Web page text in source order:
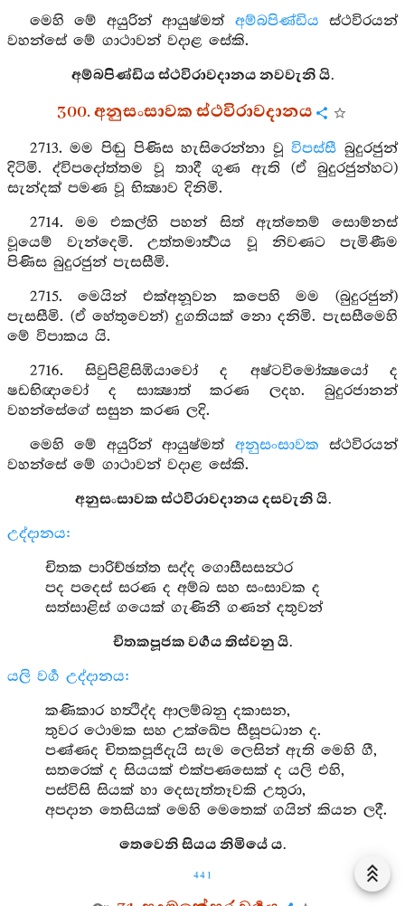
මෙහි මේ අයුරින් ආයුෂ්මත් අම්බපිණ්ඩිය ස්ථවිරයන්
වහන්සේ මේ ගාථාවන් වදාළ සේකි.
අම්බපිණ්ඩිය ස්ථවිරාවදානය නවවැනි යි.
300. අනුසංසාවක ස්ථවිරාවදානය
2713. මම පිඬු පිණිස හැසිරෙන්නා වූවිපස්සී බුදුරජුන්
දිටිමි. ද්විපදෝත්තම වූ තාදී ගුණ ඇති (ඒ බුදුරජුන්හට)
සැන්දක් පමණ වූ භික්‍ෂාව දිනිමි.
2714. මම එකල්හි පහන් සිත් ඇත්තෙම් සොම්නස්
වූයෙම් වැන්දෙමි. උත්තමාර්‍ත්‍ථය වූ නිවණට පැමිණීම
පිණිස බුදුරජුන් පැසසීමි.
2715. මෙයින් එක්අනූවන කපෙහි මම (බුදුරජුන්)
පැසසීමි. (ඒ හේතුවෙන්) දුගතියක් නො දනිමි. පැසසීමෙහි
මේ විපාකය යි.
2716. සිවුපිළිසිඹියාවෝ ද අෂ්ටවිමෝක්‍ෂයෝ ද
ෂඩභිඥාවෝ ද සාක්‍ෂාත් කරණ ලදහ. බුදුරජානන්
වහන්සේගේ සසුන කරණ ලදි.
මෙහි මේ අයුරින් ආයුෂ්මත් අනුසංසාවක ස්ථවිරයන්
වහන්සේ මේ ගාථාවන් වදාළ සේකි.
අනුසංසාවක ස්ථවිරාවදානය දසවැනි යි.
උද්දානය:
චිතක පාරිච්ඡත්ත සද්ද ගොසීසසන්‍ථර
පද පදෙස් සරණ ද අම්බ සහ සංසාවක ද
සත්සාළිස් ගයෙක් ගැණිනී ගණන් දතුවන්
චිතකපූජක වර්‍ගය තිස්වනු යි.
යලි වර්‍ග උද්දානය:
කණිකාර හත්‍ථිද්ද ආලම්බනු දකාසන,
තුවර ථොමක සහ උක්ඛේප සීසූපධාන ද.
පණ්ණද චිතකපූජිදැයි සැම ලෙසින් ඇති මෙහි ගී,
සතරෙක් ද සියයක් එක්පණසෙක් ද යලි එහි,
පස්විසි සියක් හා දෙසැත්තෑවකි උතුරා,
අපදාන තෙසියක් මෙහි මෙතෙක් ගයින් කියන ලදී.
තෙවෙනි සියය නිමියේ ය.
441